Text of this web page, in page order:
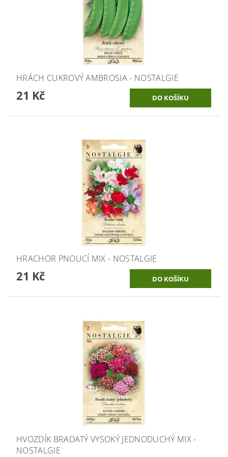
HRÁCH CUKROVÝ AMBROSIA - NOSTALGIE
21 Kč
HRACHOR PNOUCÍ MIX - NOSTALGIE
21 Kč
HVOZDÍK BRADATÝ VYSOKÝ JEDNODUCHÝ MIX -
NOSTALGIE